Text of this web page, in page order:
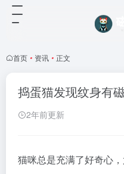
首页 • 资讯 • 正文
捣蛋猫发现纹身有
2年前更新
猫咪总是充满了好奇心